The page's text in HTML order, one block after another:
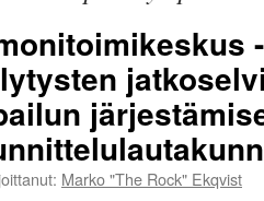
Marko "The Rock" Ekqvist